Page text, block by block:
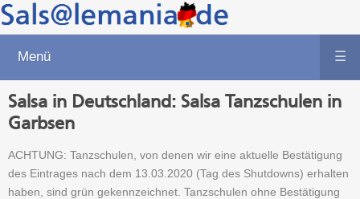
Menü ☰
Salsa in Deutschland: Salsa Tanzschulen in
Garbsen
ACHTUNG: Tanzschulen, von denen wir eine aktuelle Bestätigung
des Eintrages nach dem 13.03.2020 (Tag des Shutdowns) erhalten
haben, sind grün gekennzeichnet. Tanzschulen ohne Bestätigung